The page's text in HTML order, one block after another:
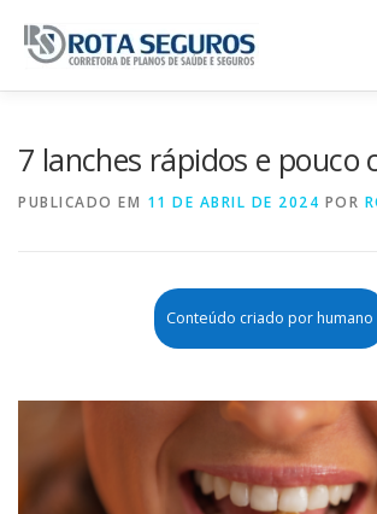
7 lanches rápidos e pouco
PUBLICADO EM 11 DE ABRIL DE 2024 POR
Conteúdo criado por humano